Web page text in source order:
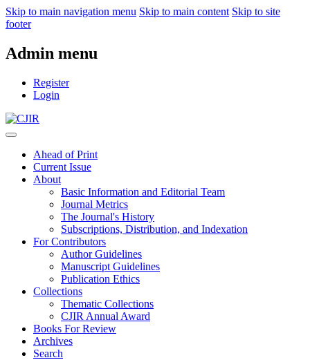
Skip to main navigation menu Skip to main content Skip to site
footer
Admin menu
Register
Login
Ahead of Print
Current Issue
About
Basic Information and Editorial Team
Journal Metrics
The Journal's History
Subscriptions, Distribution, and Indexation
For Contributors
Author Guidelines
Manuscript Guidelines
Publication Ethics
Collections
Thematic Collections
CJIR Annual Award
Books For Review
Archives
Search